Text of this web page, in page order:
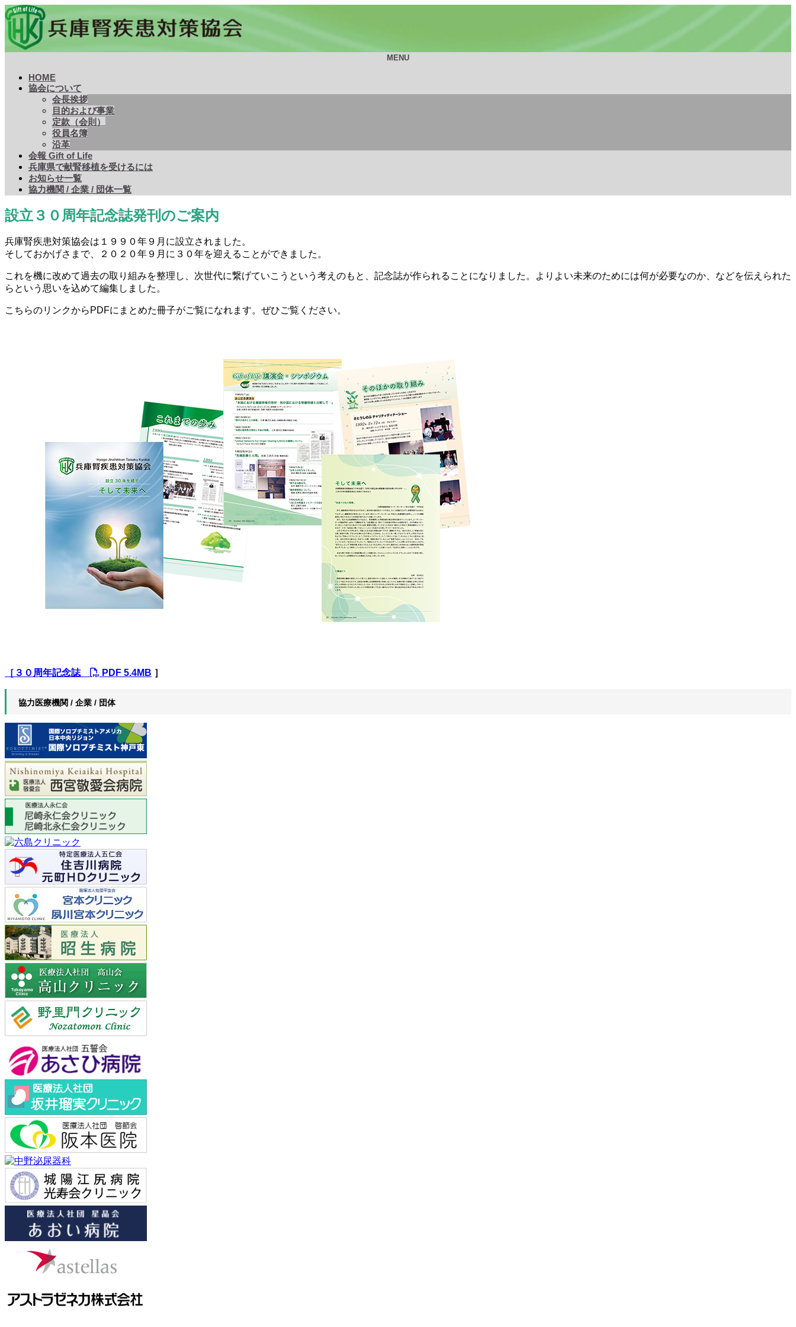
MENU
HOME
協会について
会長挨拶
目的および事業
定款（会則）
役員名簿
沿革
会報 Gift of Life
兵庫県で献腎移植を受けるには
お知らせ一覧
協力機関 / 企業 / 団体一覧
設立３０周年記念誌発刊のご案内
兵庫腎疾患対策協会は１９９０年９月に設立されました。
そしておかげさまで、２０２０年９月に３０年を迎えることができました。
これを機に改めて過去の取り組みを整理し、次世代に繋げていこうという考えのもと、記念誌が作られることになりました。よりよい未来のためには何が必要なのか、などを伝えられた
らという思いを込めて編集しました。
こちらのリンクからPDFにまとめた冊子がご覧になれます。ぜひご覧ください。
［３０周年記念誌 PDF 5.4MB ］
協力医療機関 / 企業 / 団体